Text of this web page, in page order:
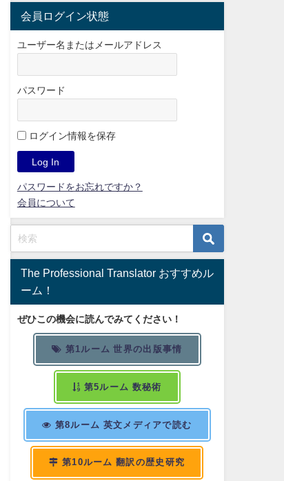
会員ログイン状態
ユーザー名またはメールアドレス
パスワード
ログイン情報を保存
パスワードをお忘れですか？
会員について
The Professional Translator おすすめル
ーム！
ぜひこの機会に読んでみてください！
第1ルーム 世界の出版事情
第5ルーム 数秘術
第8ルーム 英文メディアで読む
第10ルーム 翻訳の歴史研究